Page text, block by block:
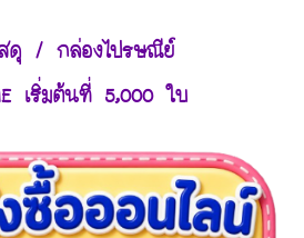
ดุ / กล่องไปรษณีย์
เริ่มต้นที่ 5,000 ใบ